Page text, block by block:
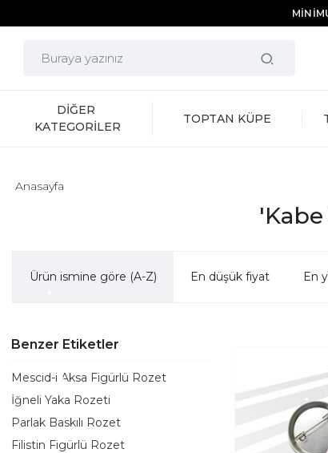
DİĞER
KATEGORİLER
TOPTAN KÜPE
Anasayfa
Ürün ismine göre (A-Z) En düşük fiyat En
Benzer Etiketler
Mescid-i Aksa Figürlü Rozet
İğneli Yaka Rozeti
Parlak Baskılı Rozet
Filistin Figürlü Rozet